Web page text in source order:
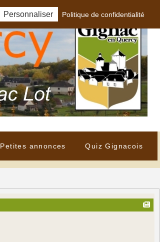
Petites annonces Quiz Gignacois
Personnaliser Politique de confidentialité